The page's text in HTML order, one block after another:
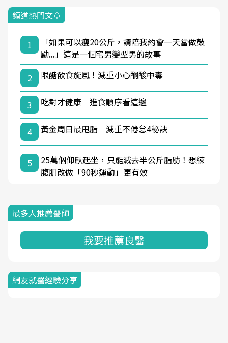
頻道熱門文章
1
「如果可以瘦20公斤，請陪我約會一天當做鼓
勵...」這是一個宅男變型男的故事
2
限醣飲食旋風！減重小心酮酸中毒
3 吃對才健康 進食順序看這邊
4 黃金周日最甩脂 減重不倦怠4秘訣
5
25萬個仰臥起坐，只能減去半公斤脂肪！想練
腹肌改做「90秒運動」更有效
最多人推薦醫師
我要推薦良醫
網友就醫經驗分享